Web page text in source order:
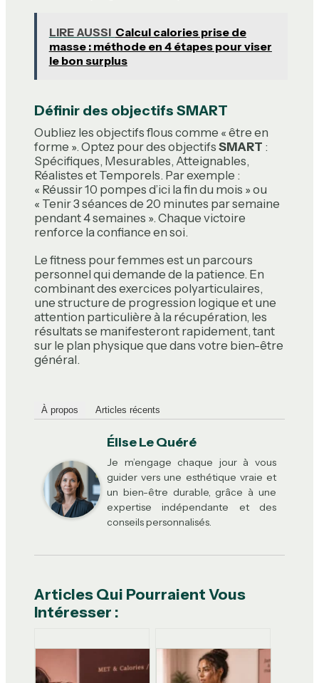
LIRE AUSSI Calcul calories prise de
masse : méthode en 4 étapes pour viser
le bon surplus
Définir des objectifs SMART
Oubliez les objectifs flous comme « être en
forme ». Optez pour des objectifs SMART :
Spécifiques, Mesurables, Atteignables,
Réalistes et Temporels. Par exemple :
« Réussir 10 pompes d’ici la fin du mois » ou
« Tenir 3 séances de 20 minutes par semaine
pendant 4 semaines ». Chaque victoire
renforce la confiance en soi.
Le fitness pour femmes est un parcours
personnel qui demande de la patience. En
combinant des exercices polyarticulaires,
une structure de progression logique et une
attention particulière à la récupération, les
résultats se manifesteront rapidement, tant
sur le plan physique que dans votre bien-être
général.
À propos Articles récents
Élise Le Quéré
Je m’engage chaque jour à vous
guider vers une esthétique vraie et
un bien-être durable, grâce à une
expertise indépendante et des
conseils personnalisés.
Articles Qui Pourraient Vous
Intéresser :